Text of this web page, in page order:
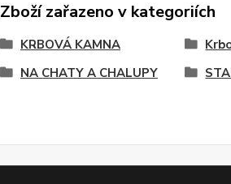
Zboží zařazeno v kategoriích
KRBOVÁ KAMNA
NA CHATY A CHALUPY